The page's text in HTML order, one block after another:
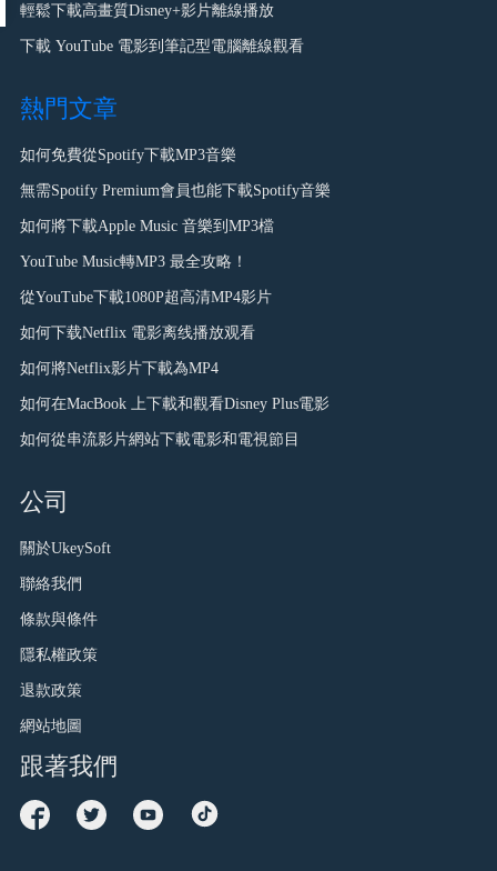
輕鬆下載高畫質Disney+影片離線播放
下載 YouTube 電影到筆記型電腦離線觀看
熱門文章
如何免費從Spotify下載MP3音樂
無需Spotify Premium會員也能下載Spotify音樂
如何將下載Apple Music 音樂到MP3檔
YouTube Music轉MP3 最全攻略！
從YouTube下載1080P超高清MP4影片
如何下载Netflix 電影离线播放观看
如何將Netflix影片下載為MP4
如何在MacBook 上下載和觀看Disney Plus電影
如何從串流影片網站下載電影和電視節目
公司
關於UkeySoft
聯絡我們
條款與條件
隱私權政策
退款政策
網站地圖
跟著我們